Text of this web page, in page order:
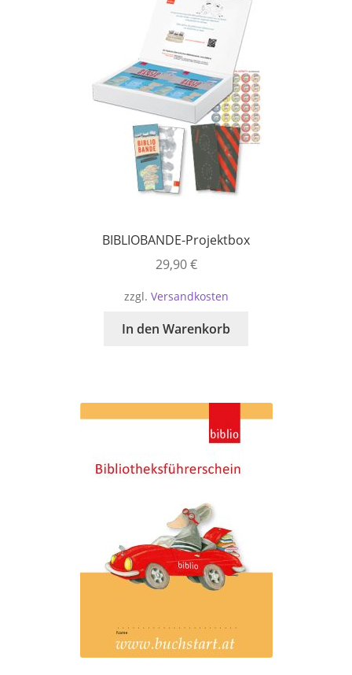
BIBLIOBANDE-Projektbox
29,90€
zzgl. Versandkosten
In den Warenkorb